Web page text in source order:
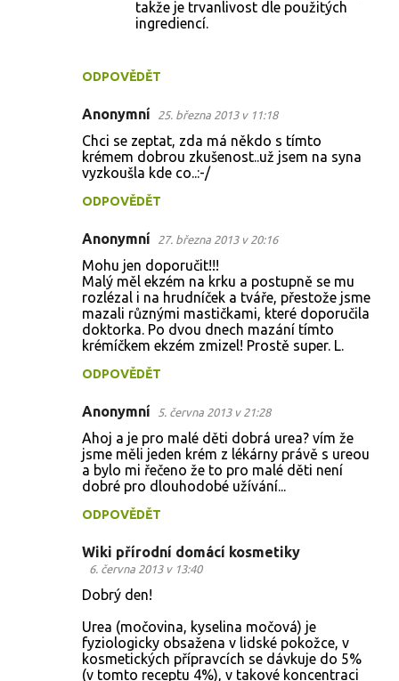
ODPOVĚDĚT
takže je trvanlivost dle použitých
ingrediencí.
Anonymní 25. března 2013 v 11:18
Chci se zeptat, zda má někdo s tímto
krémem dobrou zkušenost..už jsem na syna
vyzkoušla kde co..:-/
ODPOVĚDĚT
Anonymní 27. března 2013 v 20:16
Mohu jen doporučit!!!
Malý měl ekzém na krku a postupně se mu
rozlézal i na hrudníček a tváře, přestože jsme
mazali různými mastičkami, které doporučila
doktorka. Po dvou dnech mazání tímto
krémíčkem ekzém zmizel! Prostě super. L.
ODPOVĚDĚT
Anonymní 5. června 2013 v 21:28
Ahoj a je pro malé děti dobrá urea? vím že
jsme měli jeden krém z lékárny právě s ureou
a bylo mi řečeno že to pro malé děti není
dobré pro dlouhodobé užívání...
ODPOVĚDĚT
Wiki přírodní domácí kosmetiky
6. června 2013 v 13:40
Dobrý den!
Urea (močovina, kyselina močová) je
fyziologicky obsažena v lidské pokožce, v
kosmetických přípravcích se dávkuje do 5%
(v tomto receptu 4%), v takové koncentraci